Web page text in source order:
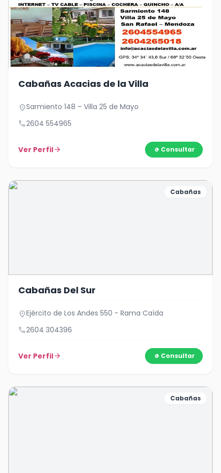
Cabañas Acacias de la Villa
location_onSarmiento 148 – Villa 25 de Mayo
call2604 554965
Ver Perfilarrow_forward Consultar
Cabañas
Cabañas Del Sur
location_onEjército de Los Andes 550 - Rama Caída
call2604 304396
Ver Perfilarrow_forward Consultar
Cabañas